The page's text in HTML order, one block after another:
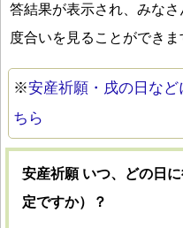
答結果が表示され、みな
度合いを見ることができま
※安産祈願・戌の日な
ちら
安産祈願 いつ、どの日
定ですか）？